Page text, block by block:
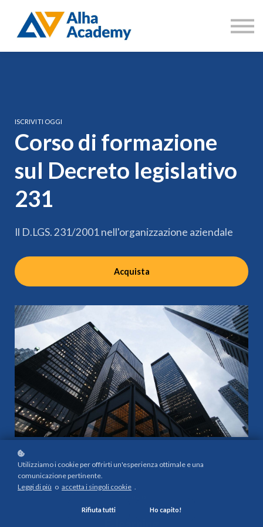
Catalogo corsi
Aree di formazione
ISCRIVITI OGGI
Corso di formazione
sul Decreto legislativo
231
Il D.LGS. 231/2001 nell'organizzazione aziendale
Acquista
Utilizziamo i cookie per offrirti un'esperienza ottimale e una
comunicazione pertinente.
Leggi di più o accetta i singoli cookie .
Rifiuta tutti Ho capito!